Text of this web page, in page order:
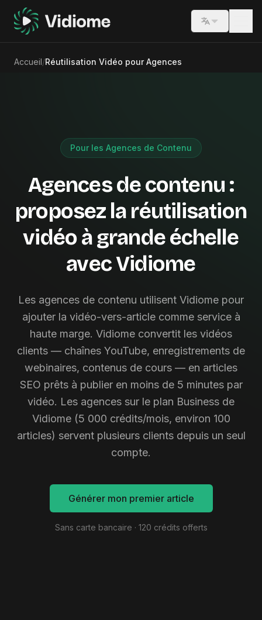
Switch
Accueil/Réutilisation Vidéo pour Agences
Pour les Agences de Contenu
Agences de contenu :
proposez la réutilisation
vidéo à grande échelle
avec Vidiome
Les agences de contenu utilisent Vidiome pour
ajouter la vidéo-vers-article comme service à
haute marge. Vidiome convertit les vidéos
clients — chaînes YouTube, enregistrements de
webinaires, contenus de cours — en articles
SEO prêts à publier en moins de 5 minutes par
vidéo. Les agences sur le plan Business de
Vidiome (5 000 crédits/mois, environ 100
articles) servent plusieurs clients depuis un seul
compte.
Générer mon premier article
Sans carte bancaire · 120 crédits offerts